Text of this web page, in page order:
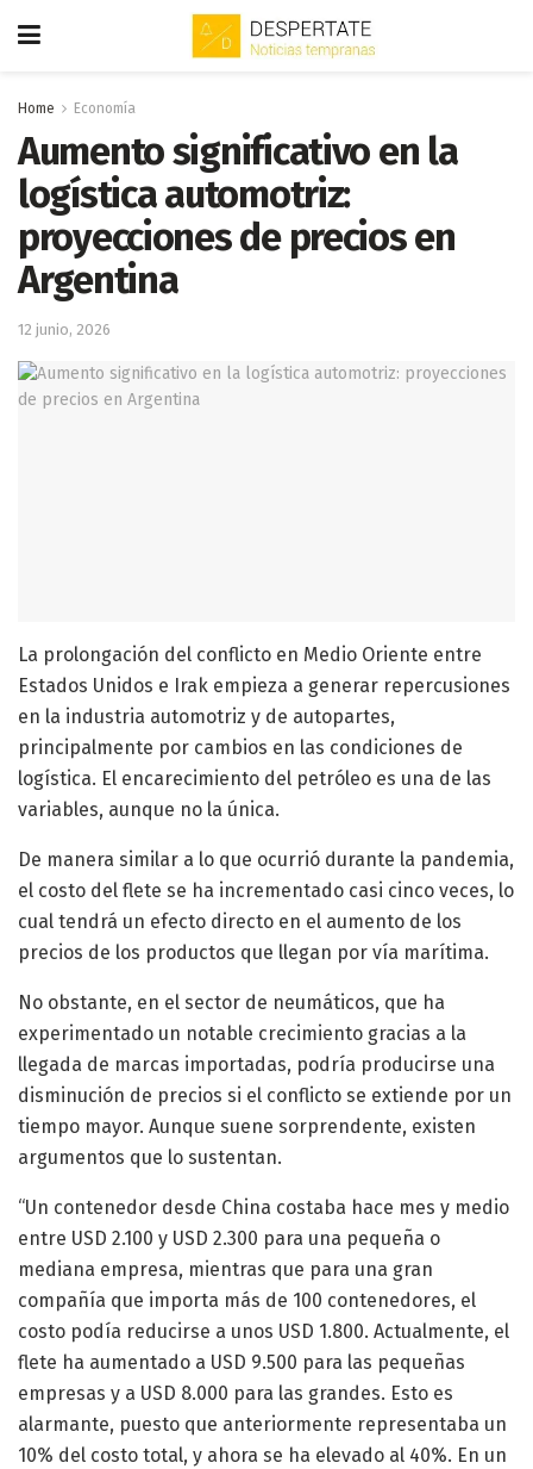
Home Economía
Aumento significativo en la
logística automotriz:
proyecciones de precios en
Argentina
12 junio, 2026
La prolongación del conflicto en Medio Oriente entre
Estados Unidos e Irak empieza a generar repercusiones
en la industria automotriz y de autopartes,
principalmente por cambios en las condiciones de
logística. El encarecimiento del petróleo es una de las
variables, aunque no la única.
De manera similar a lo que ocurrió durante la pandemia,
el costo del flete se ha incrementado casi cinco veces, lo
cual tendrá un efecto directo en el aumento de los
precios de los productos que llegan por vía marítima.
No obstante, en el sector de neumáticos, que ha
experimentado un notable crecimiento gracias a la
llegada de marcas importadas, podría producirse una
disminución de precios si el conflicto se extiende por un
tiempo mayor. Aunque suene sorprendente, existen
argumentos que lo sustentan.
“Un contenedor desde China costaba hace mes y medio
entre USD 2.100 y USD 2.300 para una pequeña o
mediana empresa, mientras que para una gran
compañía que importa más de 100 contenedores, el
costo podía reducirse a unos USD 1.800. Actualmente, el
flete ha aumentado a USD 9.500 para las pequeñas
empresas y a USD 8.000 para las grandes. Esto es
alarmante, puesto que anteriormente representaba un
10% del costo total, y ahora se ha elevado al 40%. En un